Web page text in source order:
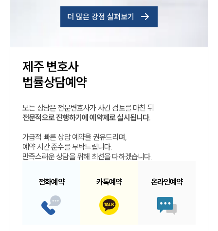
더 많은 강점 살펴보기
제주 변호사
법률상담예약
모든 상담은 전문변호사가 사건 검토를 마친 뒤
전문적으로 진행하기에 예약제로 실시됩니다.
가급적 빠른 상담 예약을 권유드리며,
예약 시간 준수를 부탁드립니다.
만족스러운 상담을 위해 최선을 다하겠습니다.
전화예약 카톡예약 온라인예약